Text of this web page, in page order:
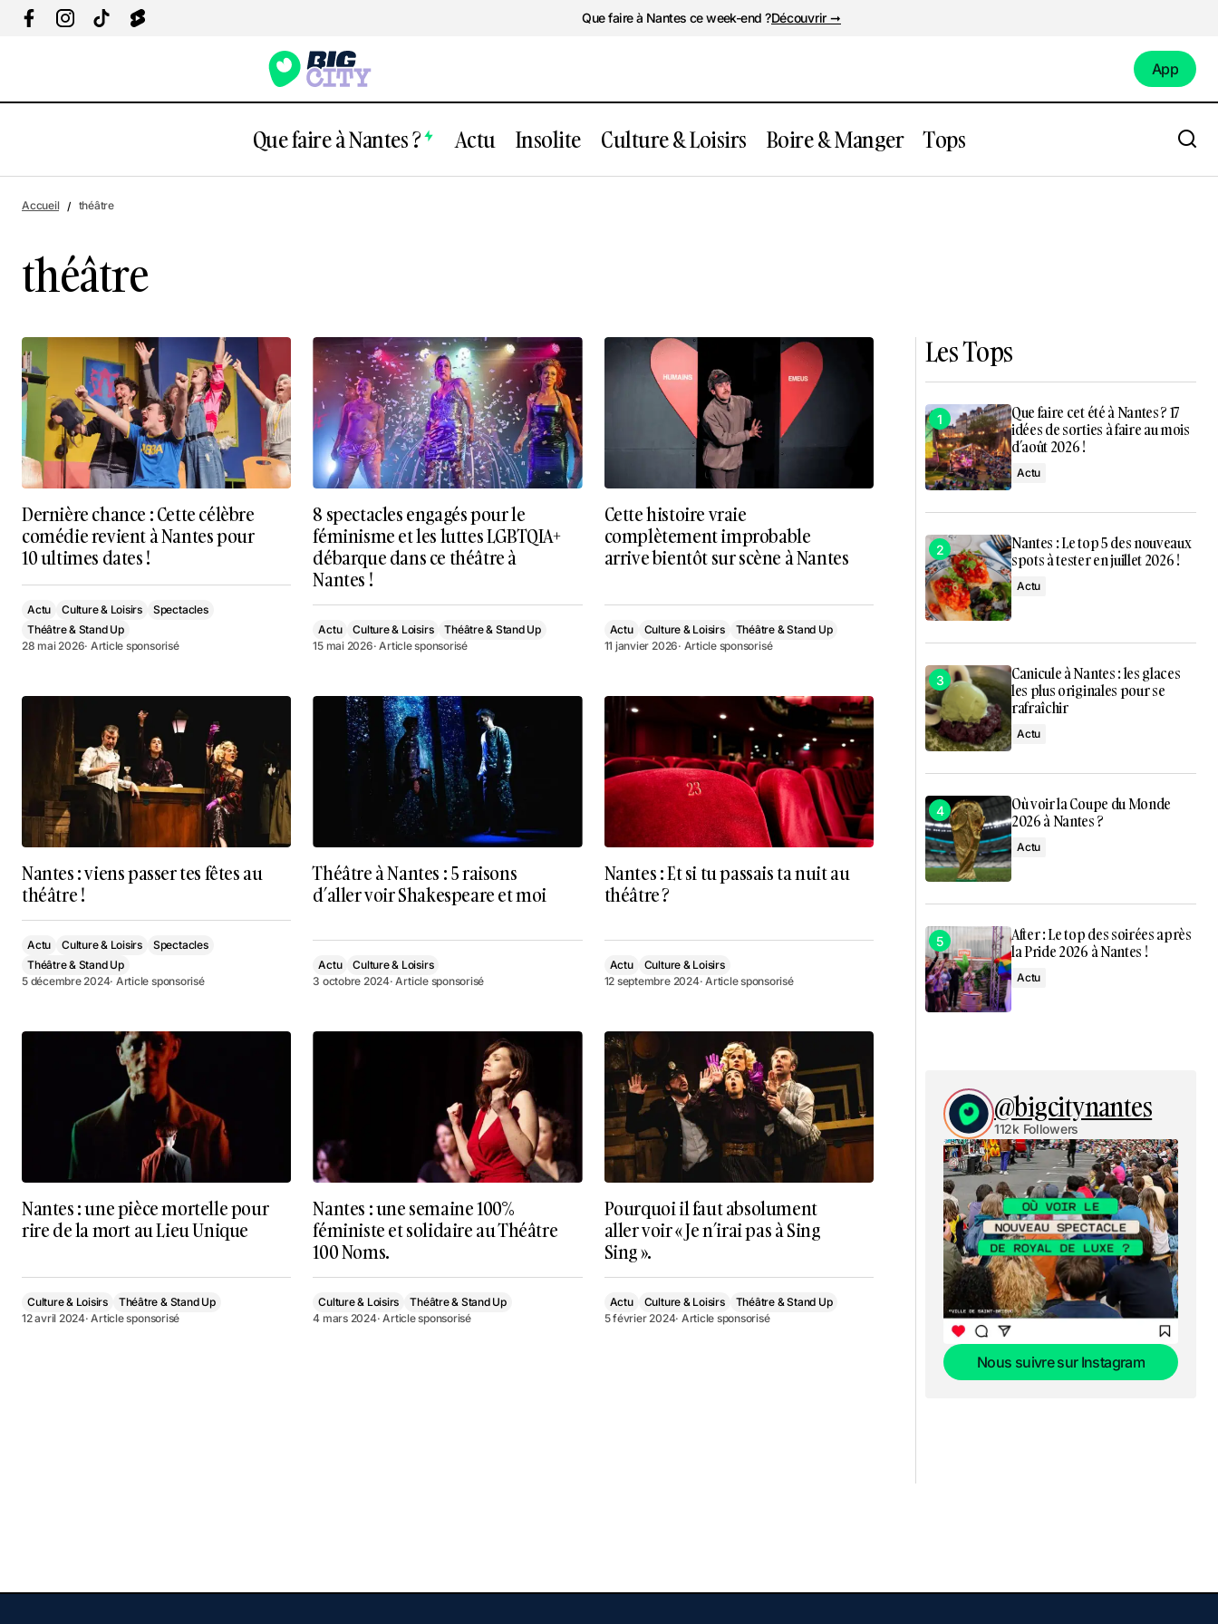
Que faire à Nantes ce week-end ?Découvrir ➞
App
Que faire à Nantes ? Actu Insolite Culture & Loisirs Boire & Manger Tops
Accueil théâtre
théâtre
Dernière chance : Cette célèbre
comédie revient à Nantes pour
10 ultimes dates !
Actu Culture & Loisirs
Spectacles
Théâtre & Stand Up
28 mai 2026· Article sponsorisé
8 spectacles engagés pour le
féminisme et les luttes LGBTQIA+
débarque dans ce théâtre à
Nantes !
Actu Culture & Loisirs
Théâtre & Stand Up
15 mai 2026· Article sponsorisé
Cette histoire vraie
complètement improbable
arrive bientôt sur scène à Nantes
Actu Culture & Loisirs
Théâtre & Stand Up
11 janvier 2026· Article sponsorisé
Nantes : viens passer tes fêtes au
théâtre !
Actu Culture & Loisirs
Spectacles
Théâtre & Stand Up
5 décembre 2024· Article sponsorisé
Théâtre à Nantes : 5 raisons
d’aller voir Shakespeare et moi
Actu
Culture & Loisirs
3 octobre 2024· Article sponsorisé
Nantes : Et si tu passais ta nuit au
théâtre ?
Actu
Culture & Loisirs
12 septembre 2024· Article sponsorisé
Nantes : une pièce mortelle pour
rire de la mort au Lieu Unique
Culture & Loisirs
Théâtre & Stand Up
12 avril 2024· Article sponsorisé
Nantes : une semaine 100%
féministe et solidaire au Théâtre
100 Noms.
Culture & Loisirs
Théâtre & Stand Up
4 mars 2024· Article sponsorisé
Pourquoi il faut absolument
aller voir « Je n’irai pas à Sing
Sing ».
Actu Culture & Loisirs
Théâtre & Stand Up
5 février 2024· Article sponsorisé
Les Tops
Que faire cet été à Nantes ? 17
idées de sorties à faire au mois
d’août 2026 !
Actu
Nantes : Le top 5 des nouveaux
spots à tester en juillet 2026 !
Actu
Canicule à Nantes : les glaces
les plus originales pour se
rafraîchir
Actu
Où voir la Coupe du Monde
2026 à Nantes ?
Actu
After : Le top des soirées après
la Pride 2026 à Nantes !
Actu
@bigcitynantes
112k Followers
Nous suivre sur Instagram